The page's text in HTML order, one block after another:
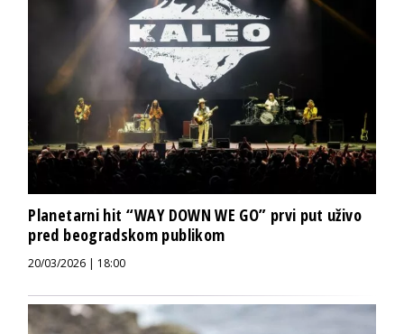
Planetarni hit “WAY DOWN WE GO” prvi put uživo
pred beogradskom publikom
20/03/2026 | 18:00